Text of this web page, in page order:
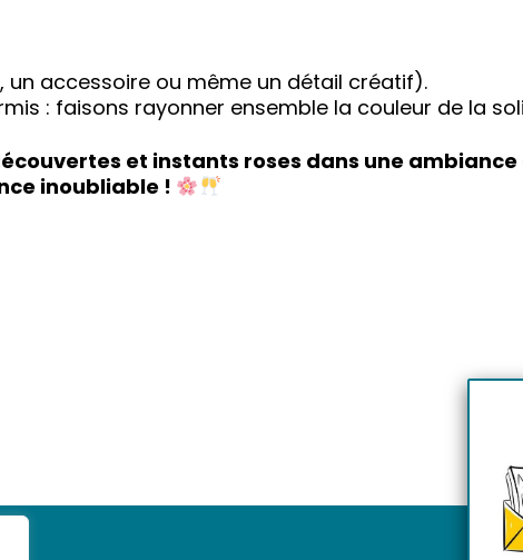
accessoire ou même un détail créatif).
: faisons rayonner ensemble la couleur de la
et instants roses dans une
inoubliable !